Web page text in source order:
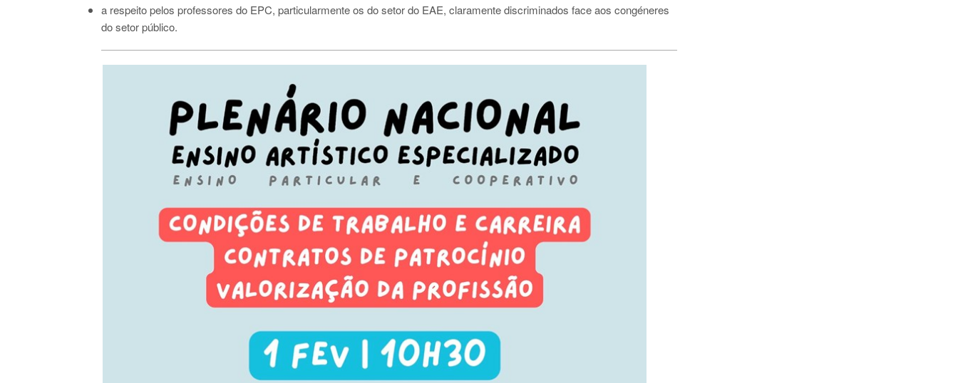
a respeito pelos professores do EPC, particularmente os do setor do EAE, claramente discriminados face aos congéneres
do setor público.